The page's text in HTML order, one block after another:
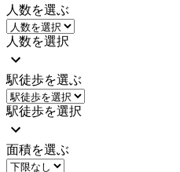
人数を選ぶ
人数を選択
駅徒歩を選ぶ
駅徒歩を選択
面積を選ぶ